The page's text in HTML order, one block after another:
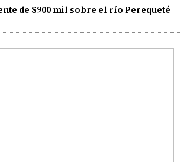
de $900 mil sobre el río Perequeté